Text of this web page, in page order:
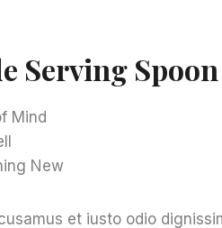
Serving Spoon
Mind
New
et iusto odio